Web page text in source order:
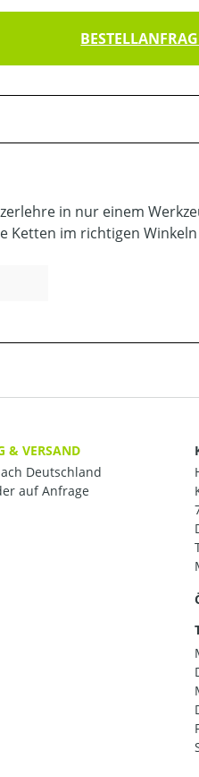
in nur einem
Ketten im richtigen
& VERSAND
Deutschland
auf Anfrage